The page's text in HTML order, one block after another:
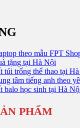
theo mẫu FPT
tặng tại Hà Nội
túi trống thể thao tại
tâm tiếng anh theo
balo học sinh tại Hà
PHẨM